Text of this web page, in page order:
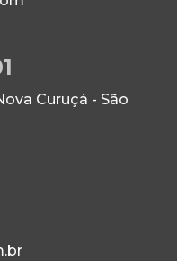
Curuçá - São